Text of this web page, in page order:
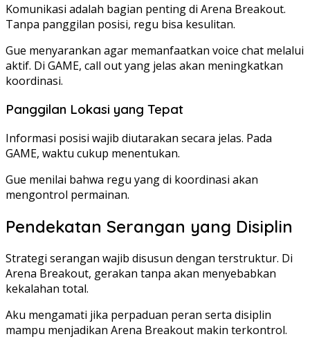
Komunikasi adalah bagian penting di Arena Breakout.
Tanpa panggilan posisi, regu bisa kesulitan.
Gue menyarankan agar memanfaatkan voice chat melalui
aktif. Di GAME, call out yang jelas akan meningkatkan
koordinasi.
Panggilan Lokasi yang Tepat
Informasi posisi wajib diutarakan secara jelas. Pada
GAME, waktu cukup menentukan.
Gue menilai bahwa regu yang di koordinasi akan
mengontrol permainan.
Pendekatan Serangan yang Disiplin
Strategi serangan wajib disusun dengan terstruktur. Di
Arena Breakout, gerakan tanpa akan menyebabkan
kekalahan total.
Aku mengamati jika perpaduan peran serta disiplin
mampu menjadikan Arena Breakout makin terkontrol.